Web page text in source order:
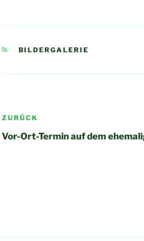
KATEGORIEN
BILDERGALERIE
Beitragsnavigation
Vorheriger
Beitrag
ZURÜCK
Vor-Ort-Termin auf dem